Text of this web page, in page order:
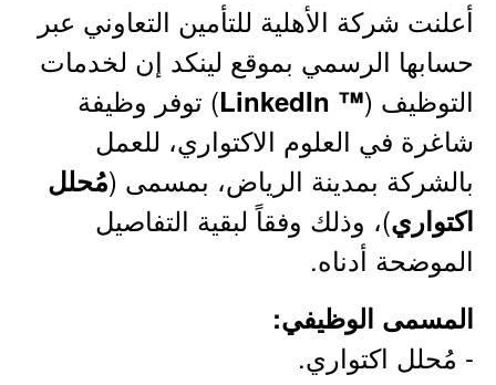
أعلنت شركة الأهلية للتأمين التعاوني عبر
حسابها الرسمي بموقع لينكد إن لخدمات
التوظيف (™ LinkedIn
) توفر وظيفة
شاغرة في العلوم الاكتواري، للعمل
بالشركة بمدينة الرياض، بمسمى (مُحلل
اكتواري)، وذلك وفقاً لبقية التفاصيل
الموضحة أدناه.
المسمى الوظيفي:
- مُحلل اكتواري.